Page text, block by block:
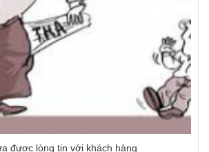
được lòng tin với khách hàng